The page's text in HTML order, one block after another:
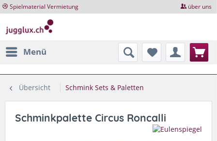
Spielmaterial Vermietung über uns
Menü
Übersicht Schmink Sets & Paletten
Schminkpalette Circus Roncalli